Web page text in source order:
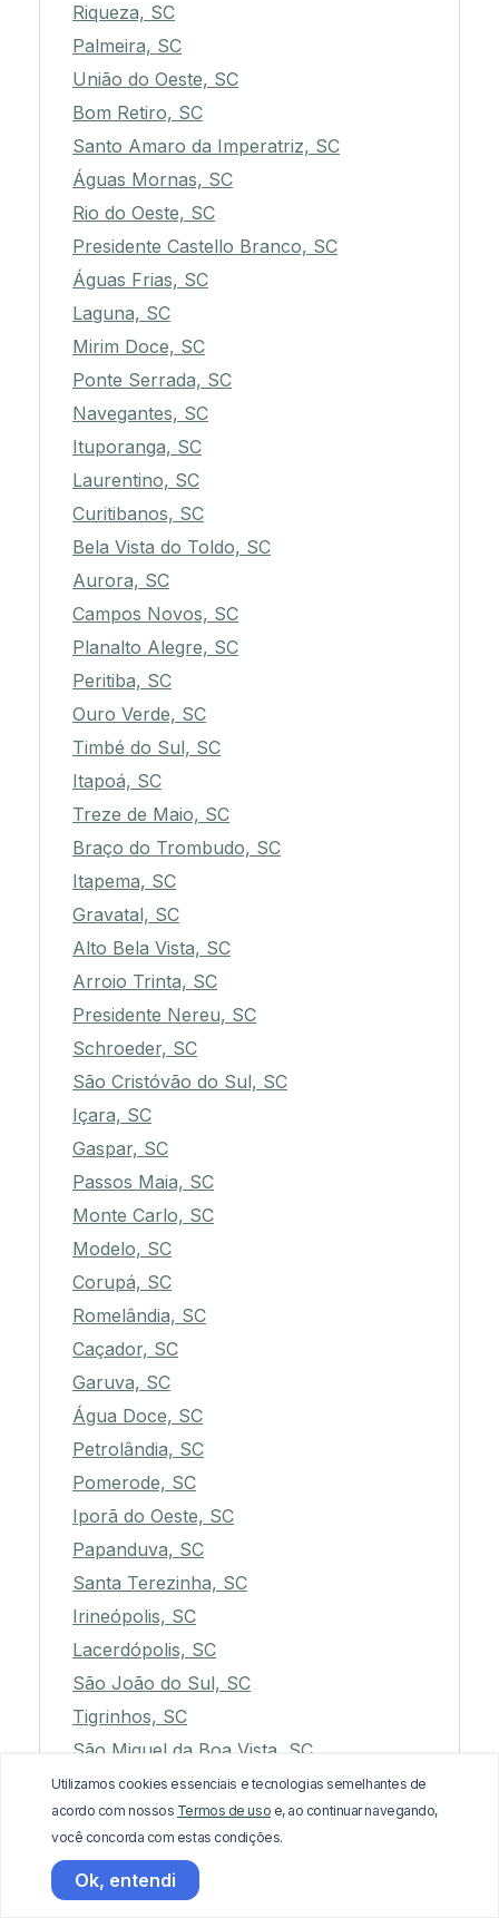
Riqueza, SC
Palmeira, SC
União do Oeste, SC
Bom Retiro, SC
Santo Amaro da Imperatriz, SC
Águas Mornas, SC
Rio do Oeste, SC
Presidente Castello Branco, SC
Águas Frias, SC
Laguna, SC
Mirim Doce, SC
Ponte Serrada, SC
Navegantes, SC
Ituporanga, SC
Laurentino, SC
Curitibanos, SC
Bela Vista do Toldo, SC
Aurora, SC
Campos Novos, SC
Planalto Alegre, SC
Peritiba, SC
Ouro Verde, SC
Timbé do Sul, SC
Itapoá, SC
Treze de Maio, SC
Braço do Trombudo, SC
Itapema, SC
Gravatal, SC
Alto Bela Vista, SC
Arroio Trinta, SC
Presidente Nereu, SC
Schroeder, SC
São Cristóvão do Sul, SC
Içara, SC
Gaspar, SC
Passos Maia, SC
Monte Carlo, SC
Modelo, SC
Corupá, SC
Romelândia, SC
Caçador, SC
Garuva, SC
Água Doce, SC
Petrolândia, SC
Pomerode, SC
Iporã do Oeste, SC
Papanduva, SC
Santa Terezinha, SC
Irineópolis, SC
Lacerdópolis, SC
São João do Sul, SC
Tigrinhos, SC
São Miguel da Boa Vista, SC
Salete, SC
Xavantina, SC
Faxinal dos Guedes, SC
Utilizamos cookies essenciais e tecnologias semelhantes de
acordo com nossos Termos de uso e, ao continuar navegando,
você concorda com estas condições.
Ok, entendi